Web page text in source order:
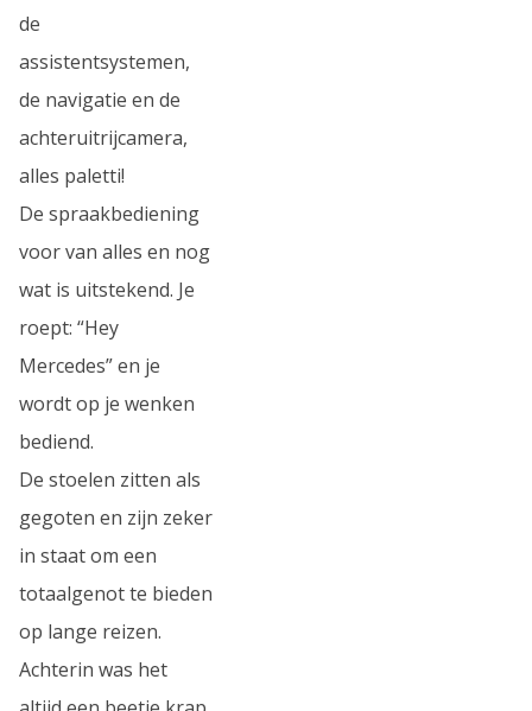
de
assistentsystemen,
de navigatie en de
achteruitrijcamera,
alles paletti!
De spraakbediening
voor van alles en nog
wat is uitstekend. Je
roept: “Hey
Mercedes” en je
wordt op je wenken
bediend.
De stoelen zitten als
gegoten en zijn zeker
in staat om een
totaalgenot te bieden
op lange reizen.
Achterin was het